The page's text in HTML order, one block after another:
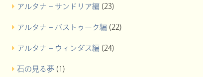
アルタナ – サンドリア編 (23)
アルタナ – バストゥーク編 (22)
アルタナ – ウィンダス編 (24)
石の見る夢 (1)